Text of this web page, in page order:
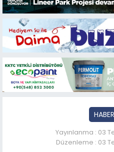
Yayınlanma : 03
Düzenleme : 03